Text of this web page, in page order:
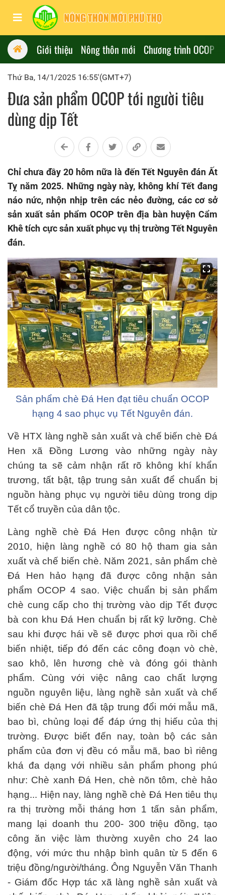
Giới thiệu Nông thôn mới Chương trình OCOP
Thứ Ba, 14/1/2025 16:55'(GMT+7)
Đưa sản phẩm OCOP tới người tiêu
dùng dịp Tết
Chỉ chưa đầy 20 hôm nữa là đến Tết Nguyên đán Ất
Tỵ năm 2025. Những ngày này, không khí Tết đang
náo nức, nhộn nhịp trên các nẻo đường, các cơ sở
sản xuất sản phẩm OCOP trên địa bàn huyện Cẩm
Khê tích cực sản xuất phục vụ thị trường Tết Nguyên
đán.
Sản phẩm chè Đá Hen đạt tiêu chuẩn OCOP
hạng 4 sao phục vụ Tết Nguyên đán.
Về HTX làng nghề sản xuất và chế biến chè Đá
Hen xã Đồng Lương vào những ngày này
chúng ta sẽ cảm nhận rất rõ không khí khẩn
trương, tất bật, tập trung sản xuất để chuẩn bị
nguồn hàng phục vụ người tiêu dùng trong dịp
Tết cổ truyền của dân tộc.
Làng nghề chè Đá Hen được công nhận từ
2010, hiện làng nghề có 80 hộ tham gia sản
xuất và chế biến chè. Năm 2021, sản phẩm chè
Đá Hen hảo hạng đã được công nhận sản
phẩm OCOP 4 sao. Việc chuẩn bị sản phẩm
chè cung cấp cho thị trường vào dịp Tết được
bà con khu Đá Hen chuẩn bị rất kỹ lưỡng. Chè
sau khi được hái về sẽ được phơi qua rồi chế
biến nhiệt, tiếp đó đến các công đoạn vò chè,
sao khô, lên hương chè và đóng gói thành
phẩm. Cùng với việc nâng cao chất lượng
nguồn nguyên liệu, làng nghề sản xuất và chế
biến chè Đá Hen đã tập trung đổi mới mẫu mã,
bao bì, chủng loại để đáp ứng thị hiếu của thị
trường. Được biết đến nay, toàn bộ các sản
phẩm của đơn vị đều có mẫu mã, bao bì riêng
khá đa dạng với nhiều sản phẩm phong phú
như: Chè xanh Đá Hen, chè nõn tôm, chè hảo
hạng... Hiện nay, làng nghề chè Đá Hen tiêu thụ
ra thị trường mỗi tháng hơn 1 tấn sản phẩm,
mang lại doanh thu 200- 300 triệu đồng, tạo
công ăn việc làm thường xuyên cho 24 lao
động, với mức thu nhập bình quân từ 5 đến 6
triệu đồng/người/tháng. Ông Nguyễn Văn Thanh
- Giám đốc Hợp tác xã làng nghề sản xuất và